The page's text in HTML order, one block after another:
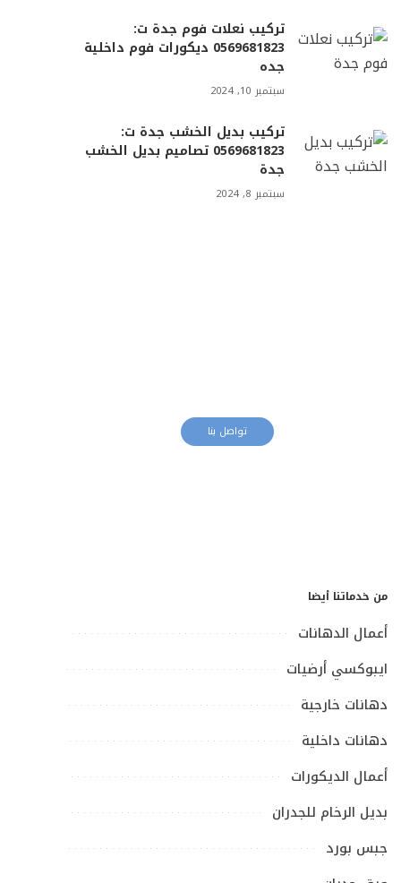
تركيب نعلات فوم جدة ت:
0569681823 ديكورات فوم داخلية
جده
سبتمبر 10, 2024
تركيب بديل الخشب جدة ت:
0569681823 تصاميم بديل الخشب
جدة
سبتمبر 8, 2024
تواصل بنا
من خدماتنا أيضا
أعمال الدهانات
ايبوكسي أرضيات
دهانات خارجية
دهانات داخلية
أعمال الديكورات
بديل الرخام للجدران
جبس بورد